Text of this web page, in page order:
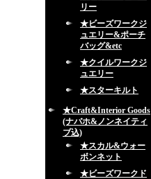
リー
★ビーズワークジ
ュエリー&ポーチ
バッグ&etc
★クイルワークジ
ュエリー
★スターキルト
★Craft&Interior Goods
(ナバホ&ノンネイティ
ブ込)
★スカル&ウォー
ボンネット
★ビーズワークド